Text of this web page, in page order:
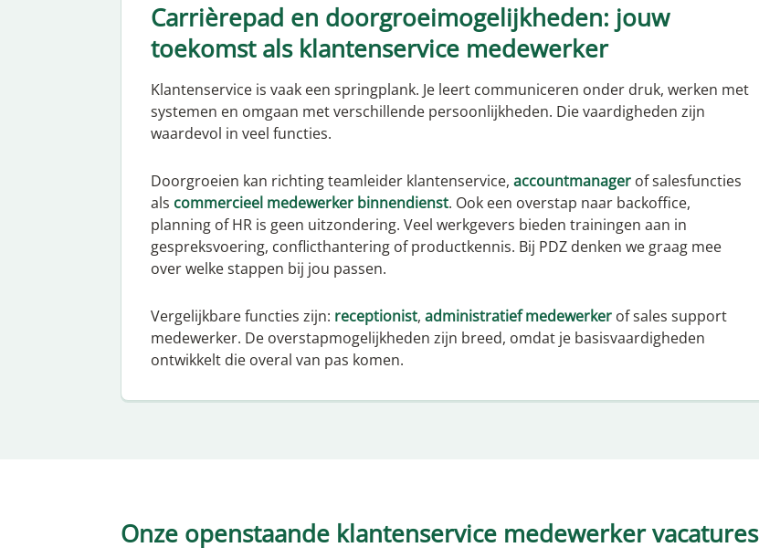
Carrièrepad en doorgroeimogelijkheden: jouw
toekomst als klantenservice medewerker
Klantenservice is vaak een springplank. Je leert communiceren onder druk, werken met
systemen en omgaan met verschillende persoonlijkheden. Die vaardigheden zijn
waardevol in veel functies.
Doorgroeien kan richting teamleider klantenservice, accountmanager of salesfuncties
als commercieel medewerker binnendienst. Ook een overstap naar backoffice,
planning of HR is geen uitzondering. Veel werkgevers bieden trainingen aan in
gespreksvoering, conflicthantering of productkennis. Bij PDZ denken we graag mee
over welke stappen bij jou passen.
Vergelijkbare functies zijn: receptionist, administratief medewerker of sales support
medewerker. De overstapmogelijkheden zijn breed, omdat je basisvaardigheden
ontwikkelt die overal van pas komen.
Onze openstaande klantenservice medewerker vacatures